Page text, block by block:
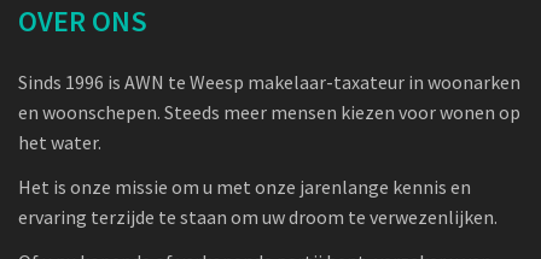
OVER ONS
Sinds 1996 is AWN te Weesp makelaar-taxateur in woonarken
en woonschepen. Steeds meer mensen kiezen voor wonen op
het water.
Het is onze missie om u met onze jarenlange kennis en
ervaring terzijde te staan om uw droom te verwezenlijken.